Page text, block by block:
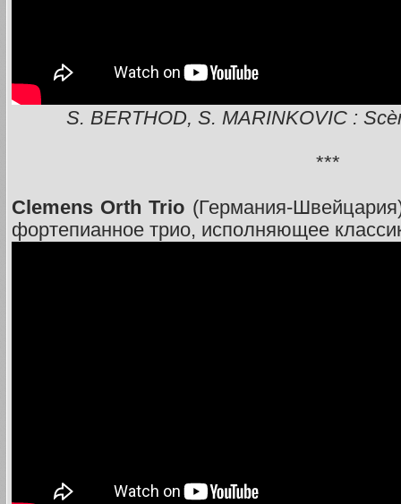
S. BERTHOD, S. MARINKOVIC :
***
Clemens Orth Trio (Германия-
фортепианное трио, исполняющее